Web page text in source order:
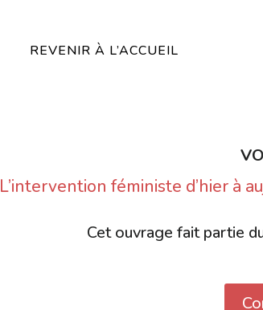
REVENIR À L’ACCUEIL
L’intervention féministe d’hier à
Cet ouvrage fait partie